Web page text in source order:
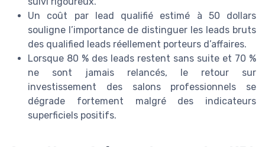
Un coût par lead qualifié estimé à 50 dollars
souligne l’importance de distinguer les leads bruts
des qualified leads réellement porteurs d’affaires.
Lorsque 80 % des leads restent sans suite et 70 %
ne sont jamais relancés, le retour sur
investissement des salons professionnels se
dégrade fortement malgré des indicateurs
superficiels positifs.